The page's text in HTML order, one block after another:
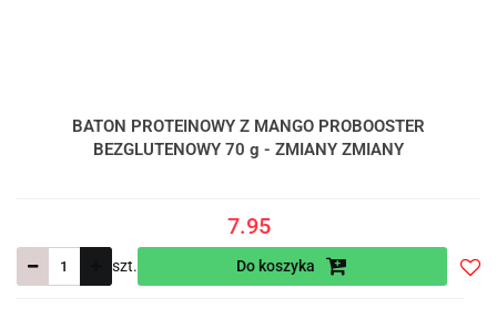
BATON PROTEINOWY Z MANGO PROBOOSTER
BEZGLUTENOWY 70 g - ZMIANY ZMIANY
7.95
szt. Do koszyka